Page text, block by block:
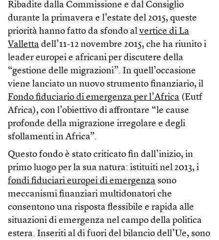
Ribadite dalla Commissione e dal Consiglio
durante la primavera e l’estate del 2015, queste
priorità hanno fatto da sfondo al vertice di La
Valletta dell’11-12 novembre 2015, che ha riunito i
leader europei e africani per discutere della
“gestione delle migrazioni”. In quell’occasione
viene lanciato un nuovo strumento finanziario, il
Fondo fiduciario di emergenza per l’Africa (Eutf
Africa), con l’obiettivo di affrontare “le cause
profonde della migrazione irregolare e degli
sfollamenti in Africa”.
Questo fondo è stato criticato fin dall’inizio, in
primo luogo per la sua natura: istituiti nel 2013, i
fondi fiduciari europei di emergenza sono
meccanismi finanziari multidonatori che
consentono una risposta flessibile e rapida alle
situazioni di emergenza nel campo della politica
estera. Inseriti al di fuori del bilancio dell’Ue, sono